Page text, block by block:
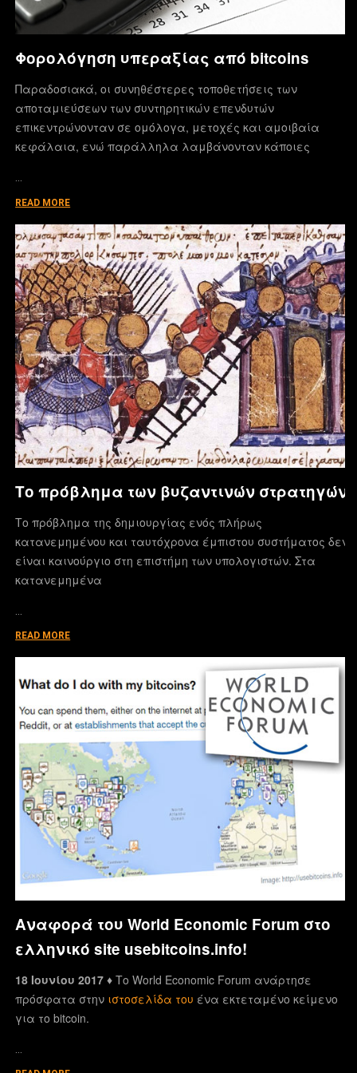
Φορολόγηση υπεραξίας από bitcoins
Παραδοσιακά, οι συνηθέστερες τοποθετήσεις των
αποταμιεύσεων των συντηρητικών επενδυτών
επικεντρώνονταν σε ομόλογα, μετοχές και αμοιβαία
κεφάλαια, ενώ παράλληλα λαμβάνονταν κάποιες
…
READ MORE
Το πρόβλημα των βυζαντινών στρατηγών
Το πρόβλημα της δημιουργίας ενός πλήρως
κατανεμημένου και ταυτόχρονα έμπιστου συστήματος δεν
είναι καινούργιο στη επιστήμη των υπολογιστών. Στα
κατανεμημένα
READ MORE
Αναφορά του World Economic Forum στο
ελληνικό site usebitcoins.info!
18 Ιουνίου 2017 ♦Το World Economic Forum ανάρτησε
πρόσφατα στην ιστοσελίδα του ένα εκτεταμένο κείμενο
για το bitcoin.